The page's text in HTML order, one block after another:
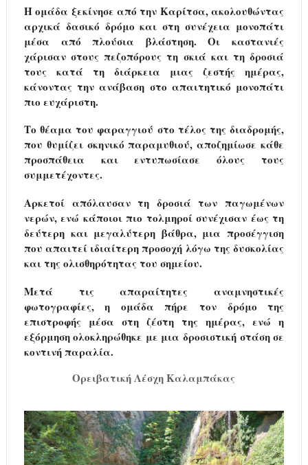
Η ομάδα ξεκίνησε από την Καρίτσα, ακολουθώντας
αρχικά δασικό δρόμο και στη συνέχεια μονοπάτι
μέσα από πλούσια βλάστηση. Οι καστανιές
χάρισαν στους πεζοπόρους τη σκιά και τη δροσιά
τους κατά τη διάρκεια μιας ζεστής ημέρας,
κάνοντας την ανάβαση στο απαιτητικό μονοπάτι
πιο ευχάριστη.
Το θέαμα του φαραγγιού στο τέλος της διαδρομής,
που θυμίζει σκηνικό παραμυθιού, αποζημίωσε κάθε
προσπάθεια και εντυπωσίασε όλους τους
συμμετέχοντες.
Αρκετοί απόλαυσαν τη δροσιά των παγωμένων
νερών, ενώ κάποιοι πιο τολμηροί συνέχισαν έως τη
δεύτερη και μεγαλύτερη βάθρα, μια προσέγγιση
που απαιτεί ιδιαίτερη προσοχή λόγω της δυσκολίας
και της ολισθηρότητας του σημείου.
Μετά τις απαραίτητες αναμνηστικές
φωτογραφίες, η ομάδα πήρε τον δρόμο της
επιστροφής μέσα στη ζέστη της ημέρας, ενώ η
εξόρμηση ολοκληρώθηκε με μια δροσιστική στάση σε
κοντινή παραλία.
Ορειβατική Λέσχη Καλαμπάκας